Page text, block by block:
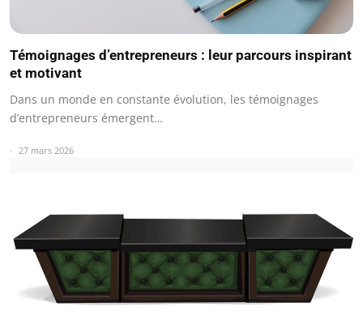
Témoignages d’entrepreneurs : leur parcours inspirant
et motivant
Dans un monde en constante évolution, les témoignages
d’entrepreneurs émergent…
27 mars 2026